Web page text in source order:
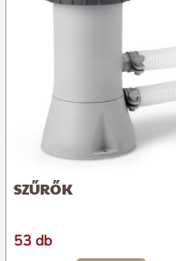
SZŰRŐK
53 db